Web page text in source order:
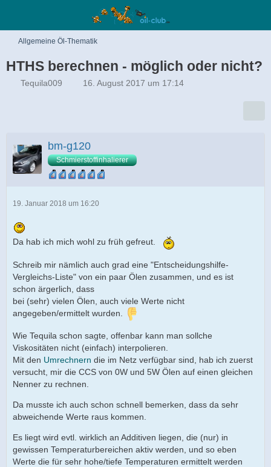
Allgemeine Öl-Thematik
HTHS berechnen - möglich oder nicht?
Tequila009 16. August 2017 um 17:14
bm-g120
Schmierstoffinhalierer
19. Januar 2018 um 16:20
Da hab ich mich wohl zu früh gefreut.
Schreib mir nämlich auch grad eine "Entscheidungshilfe-
Vergleichs-Liste" von ein paar Ölen zusammen, und es ist
schon ärgerlich, dass
bei (sehr) vielen Ölen, auch viele Werte nicht
angegeben/ermittelt wurden.
Wie Tequila schon sagte, offenbar kann man sollche
Viskositäten nicht (einfach) interpolieren.
Mit den Umrechnern die im Netz verfügbar sind, hab ich zuerst
versucht, mir die CCS von 0W und 5W Ölen auf einen gleichen
Nenner zu rechnen.
Da musste ich auch schon schnell bemerken, dass da sehr
abweichende Werte raus kommen.
Es liegt wird evtl. wirklich an Additiven liegen, die (nur) in
gewissen Temperaturbereichen aktiv werden, und so eben
Werte die für sehr hohe/tiefe Temperaturen ermittelt werden